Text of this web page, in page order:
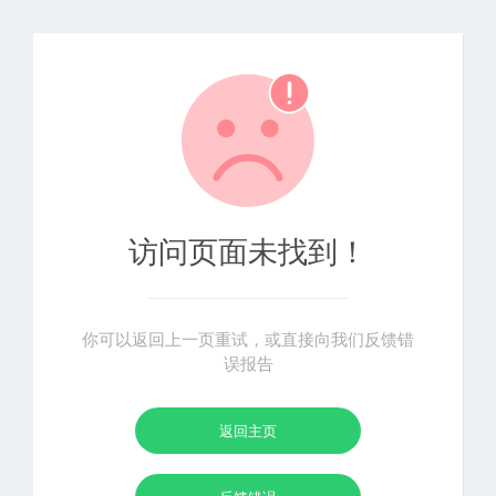
访问页面未找到！
你可以返回上一页重试，或直接向我们反馈错
误报告
返回主页